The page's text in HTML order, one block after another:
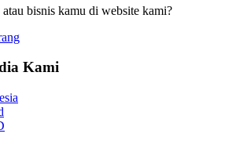
bisnis kamu di website kami?
Kami